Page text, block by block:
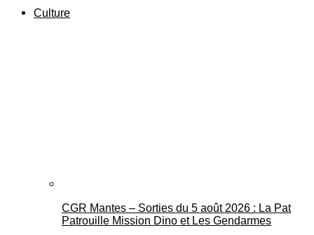
Culture
CGR Mantes – Sorties du 5 août 2026 : La Pat
Patrouille Mission Dino et Les Gendarmes